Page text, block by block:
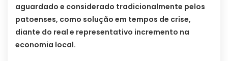
aguardado e considerado tradicionalmente pelos
patoenses, como solução em tempos de crise,
diante do real e representativo incremento na
economia local.